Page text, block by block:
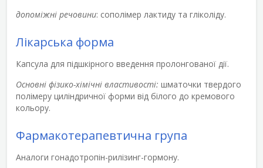
допоміжні речовини: сополімер лактиду та гліколіду.
Лікарська форма
Капсула для підшкірного введення пролонгованої дії.
Основні фізико-хімічні властивості: шматочки твердого
полімеру циліндричної форми від білого до кремового
кольору.
Фармакотерапевтична група
Аналоги гонадотропін-рилізинг-гормону.